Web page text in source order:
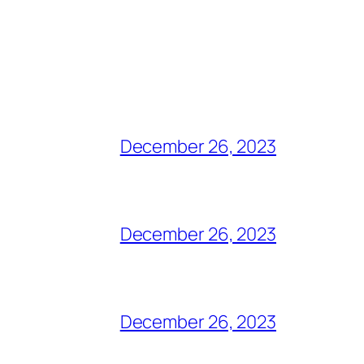
December 26, 2023
December 26, 2023
December 26, 2023